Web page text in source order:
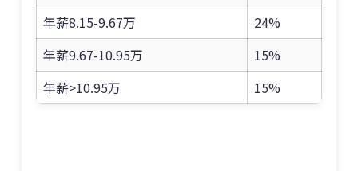
年薪8.15-9.67万
24%
年薪9.67-10.95万
15%
年薪>10.95万
15%